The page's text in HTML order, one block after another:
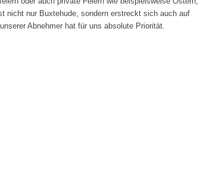
nicht nur Buxtehude, sondern erstreckt sich auch auf
Abnehmer hat für uns absolute Priorität.